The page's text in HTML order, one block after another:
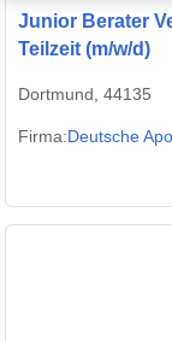
Junior Berater
Teilzeit (m/w/d)
Dortmund, 44135
Firma:Deutsche